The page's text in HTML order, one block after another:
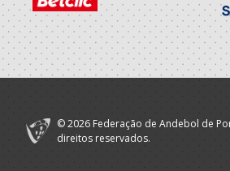
A.A. Braga
CLUBE
DESPORTIVO
XICO ANDEBOL
Minis
CLUBE
© 2026 Federação de Andebol de
direitos reservados.